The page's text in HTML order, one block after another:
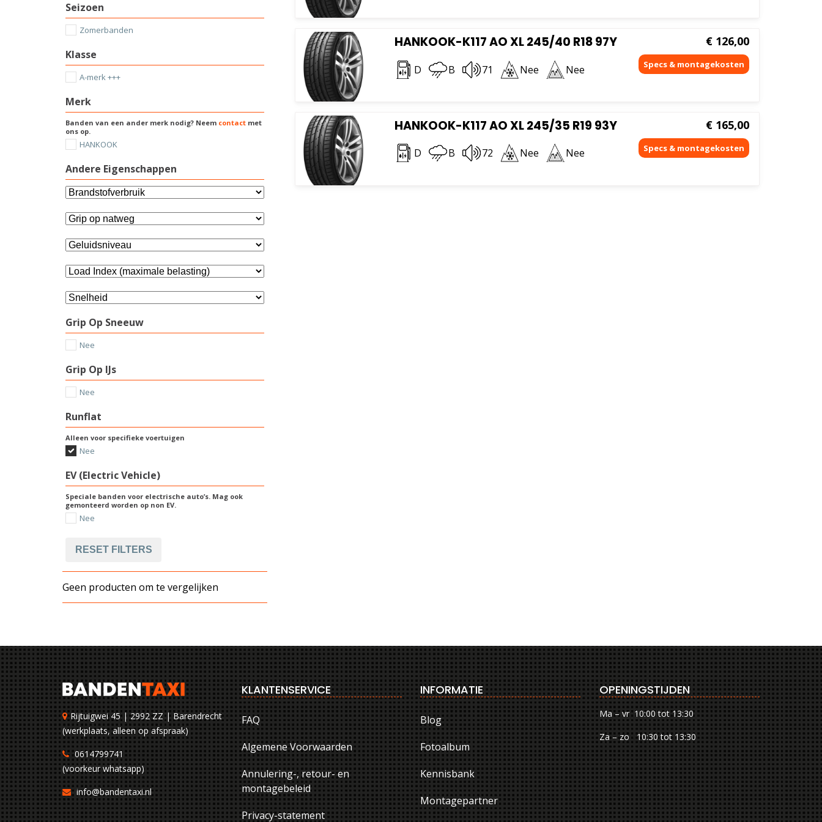
HANKOOK-K117 AO XL 245/40 R18 97Y
D B 71 Nee Nee
€ 126,00
HANKOOK-K117 AO XL 245/35 R19 93Y
D B 72 Nee Nee
€ 165,00
Seizoen
Zomerbanden
Klasse
A-merk +++
Merk
Banden van een ander merk nodig? Neem contact met
ons op.
HANKOOK
Andere Eigenschappen
Grip Op Sneeuw
Nee
Grip Op IJs
Nee
Runflat
Alleen voor specifieke voertuigen
Nee
EV (Electric Vehicle)
Speciale banden voor electrische auto’s. Mag ook
gemonteerd worden op non EV.
Nee
RESET FILTERS
Geen producten om te vergelijken
Rijtuigwei 45 | 2992 ZZ | Barendrecht
(werkplaats, alleen op afspraak)
0614799741
(voorkeur whatsapp)
info@bandentaxi.nl
KLANTENSERVICE
FAQ
Algemene Voorwaarden
Annulering-, retour- en
montagebeleid
Privacy-statement
INFORMATIE
Blog
Fotoalbum
Kennisbank
Montagepartner
OPENINGSTIJDEN
Ma – vr 10:00 tot 13:30
Za – zo 10:30 tot 13:30